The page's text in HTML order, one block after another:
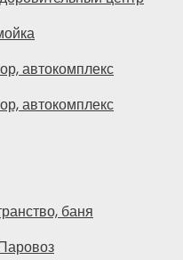
автокомплекс
автокомплекс
баня